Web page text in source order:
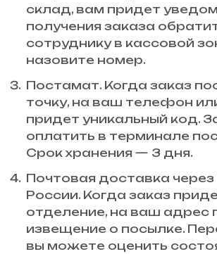
склад, вам придет
получения заказа
сотруднику в кассовой
назовите номер.
Постамат. Когда заказ
точку, на ваш телефон
придет уникальный код.
оплатить в терминале
Срок хранения — 3 дня.
Почтовая доставка через
России. Когда заказ
отделение, на ваш адрес
извещение о посылке.
вы можете оценить